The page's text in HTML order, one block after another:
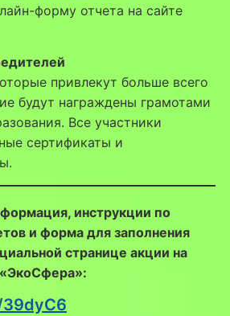
форму отчета на сайте
привлекут больше всего
будут награждены грамотами
Все участники
сертификаты и
инструкции по
и форма для заполнения
странице акции на